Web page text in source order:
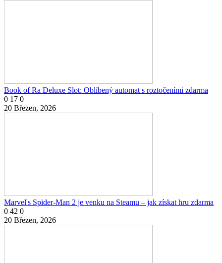
Book of Ra Deluxe Slot: Oblíbený automat s roztočeními zdarma
0 17 0
20 Březen, 2026
Marvel's Spider-Man 2 je venku na Steamu – jak získat hru zdarma
0 42 0
20 Březen, 2026